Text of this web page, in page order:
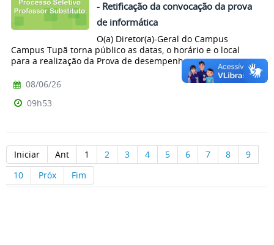
- Retificação da convocação da prova
de informática
O(a) Diretor(a)-Geral do Campus
Campus Tupã torna público as datas, o horário e o local
para a realização da Prova de desempenho...
08/06/26
09h53
Iniciar Ant 1 2 3 4 5 6 7 8
9
10
Próx Fim